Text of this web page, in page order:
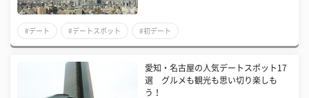
#デート #デートスポット #初デート
愛知・名古屋の人気デートスポット17
選 グルメも観光も思い切り楽しも
う！